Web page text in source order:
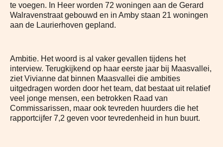
te voegen. In Heer worden 72 woningen aan de Gerard
Walravenstraat gebouwd en in Amby staan 21 woningen
aan de Laurierhoven gepland.
Ambitie. Het woord is al vaker gevallen tijdens het
interview. Terugkijkend op haar eerste jaar bij Maasvallei,
ziet Vivianne dat binnen Maasvallei die ambities
uitgedragen worden door het team, dat bestaat uit relatief
veel jonge mensen, een betrokken Raad van
Commissarissen, maar ook tevreden huurders die het
rapportcijfer 7,2 geven voor tevredenheid in hun buurt.